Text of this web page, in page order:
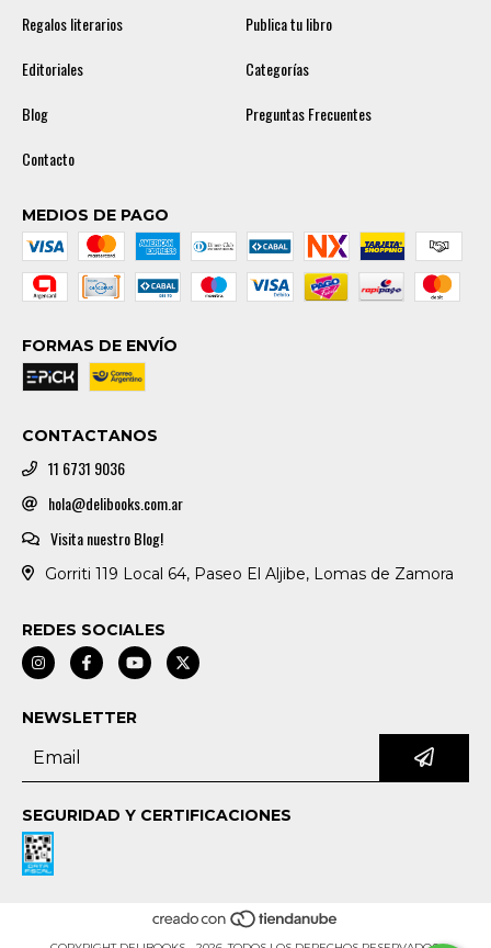
Regalos literarios
Publica tu libro
Editoriales
Categorías
Blog
Preguntas Frecuentes
Contacto
MEDIOS DE PAGO
FORMAS DE ENVÍO
CONTACTANOS
11 6731 9036
hola@delibooks.com.ar
Visita nuestro Blog!
Gorriti 119 Local 64, Paseo El Aljibe, Lomas de Zamora
REDES SOCIALES
NEWSLETTER
SEGURIDAD Y CERTIFICACIONES